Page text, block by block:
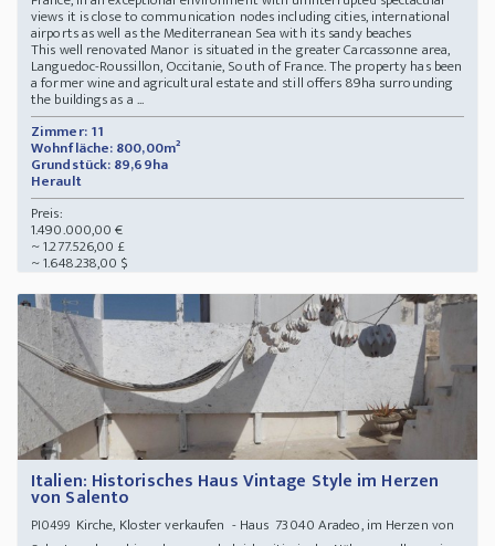
views it is close to communication nodes including cities, international
airports as well as the Mediterranean Sea with its sandy beaches
This well renovated Manor is situated in the greater Carcassonne area,
Languedoc-Roussillon, Occitanie, South of France. The property has been
a former wine and agricultural estate and still offers 89ha surrounding
the buildings as a ...
Zimmer: 11
Wohnfläche: 800,00m²
Grundstück: 89,69ha
Herault
Preis:
1.490.000,00 €
~ 1.277.526,00 £
~ 1.648.238,00 $
Italien: Historisches Haus Vintage Style im Herzen
von Salento
PI0499Kirche, Kloster verkaufen - Haus 73040 Aradeo, im Herzen von